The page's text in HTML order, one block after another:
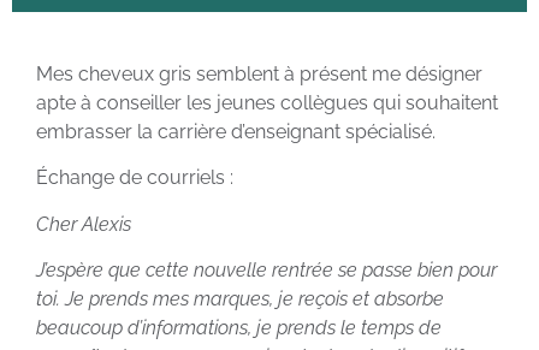
Mes cheveux gris semblent à présent me désigner
apte à conseiller les jeunes collègues qui souhaitent
embrasser la carrière d’enseignant spécialisé.
Échange de courriels :
Cher Alexis
J’espère que cette nouvelle rentrée se passe bien pour
toi. Je prends mes marques, je reçois et absorbe
beaucoup d’informations, je prends le temps de